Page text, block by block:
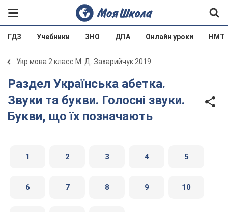
ГДЗ Учебники ЗНО ДПА Онлайн уроки НМТ
Укр мова 2 класс М. Д. Захарийчук 2019
Раздел Українська абетка.
Звуки та букви. Голосні звуки.
Букви, що їх позначають
1 2 3 4 5
6 7 8 9 10